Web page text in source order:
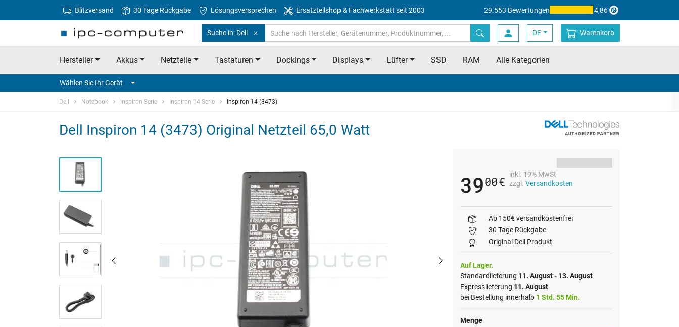
Blitzversand 30 Tage Rückgabe Lösungsversprechen Ersatzteilshop & Fachwerkstatt seit 2003 29.553 Bewertungen 4,86
Suche in: Dell DE Warenkorb
Hersteller Akkus Netzteile Tastaturen Dockings Displays Lüfter SSD RAM Alle Kategorien
Wählen Sie Ihr Gerät
Dell Notebook Inspiron Serie Inspiron 14 Serie Inspiron 14 (3473)
Dell Inspiron 14 (3473) Original Netzteil 65,0 Watt
3900€
inkl. 19% MwSt
zzgl. Versandkosten
Ab 150€ versandkostenfrei
30 Tage Rückgabe
Original Dell Produkt
Auf Lager.
Standardlieferung 11. August - 13. August
Expresslieferung 11. August
bei Bestellung innerhalb 1 Std. 55 Min.
Menge